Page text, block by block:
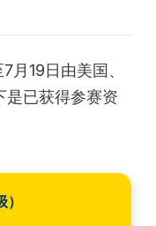
月19日由美国、
是已获得参赛资